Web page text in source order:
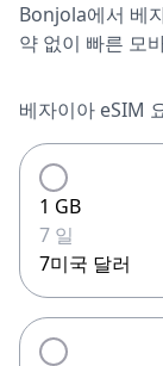
Bonjola에서 베
약 없이 빠른 모
베자이아 eSIM
1 GB
7 일
7미국 달러